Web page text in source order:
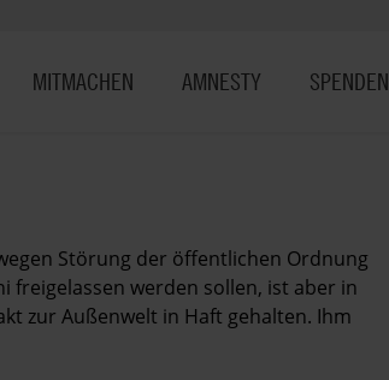
MITMACHEN AMNESTY SPENDEN
Störung der öffentlichen Ordnung
freigelassen werden sollen, ist aber in
zur Außenwelt in Haft gehalten. Ihm